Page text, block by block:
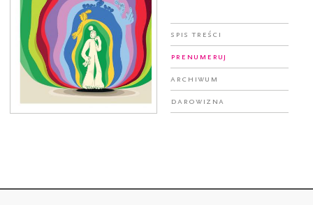
Spis treści
Prenumeruj
Archiwum
Darowizna